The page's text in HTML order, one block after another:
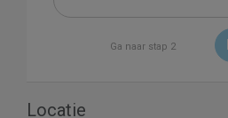
Ga naar stap 2
Locatie